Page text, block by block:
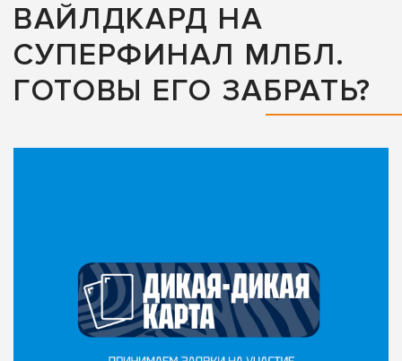
ВАЙЛДКАРД НА
СУПЕРФИНАЛ МЛБЛ.
ГОТОВЫ ЕГО ЗАБРАТЬ?